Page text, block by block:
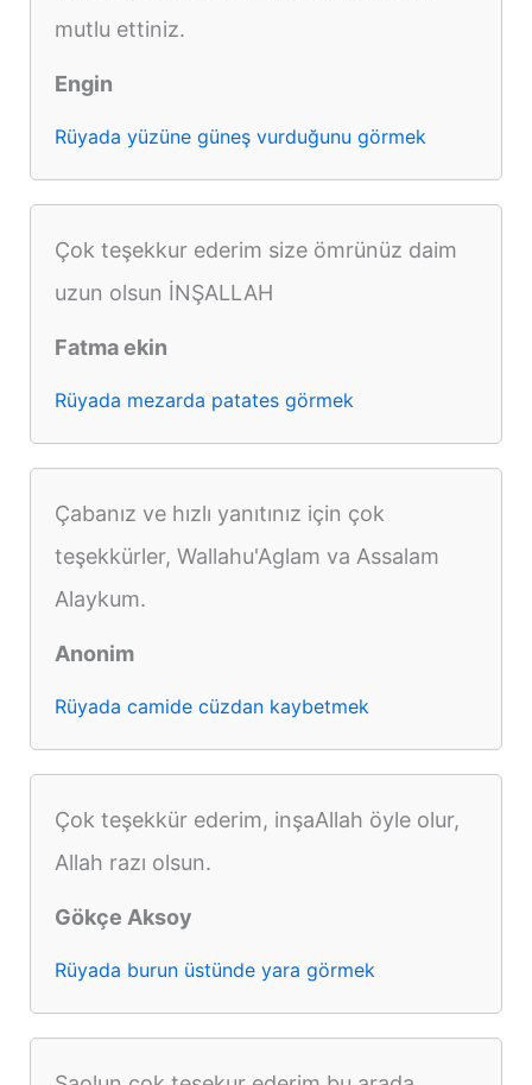
mutlu ettiniz.
Engin
Rüyada yüzüne güneş vurduğunu görmek
Çok teşekkur ederim size ömrünüz daim
uzun olsun İNŞALLAH
Fatma ekin
Rüyada mezarda patates görmek
Çabanız ve hızlı yanıtınız için çok
teşekkürler, Wallahu'Aglam va Assalam
Alaykum.
Anonim
Rüyada camide cüzdan kaybetmek
Çok teşekkür ederim, inşaAllah öyle olur,
Allah razı olsun.
Gökçe Aksoy
Rüyada burun üstünde yara görmek